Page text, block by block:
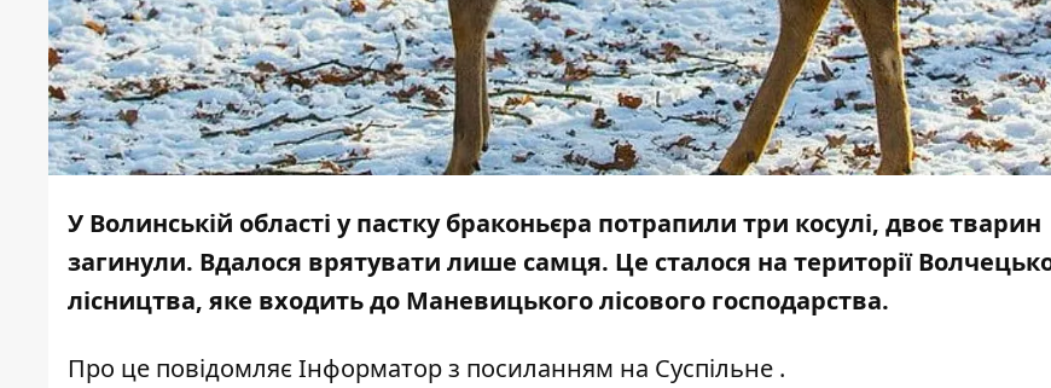
У Волинській області у пастку браконьєра потрапили три косулі, двоє тварин
загинули. Вдалося врятувати лише самця. Це сталося на території
лісництва, яке входить до Маневицького лісового господарства.
Про це повідомляє Інформаторз посиланням на Суспільне .